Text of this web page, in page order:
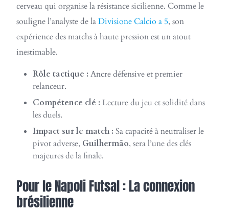
cerveau qui organise la résistance sicilienne. Comme le
souligne l’analyste de laDivisione Calcio a 5, son
expérience des matchs à haute pression est un atout
inestimable.
Rôle tactique : Ancre défensive et premier
relanceur.
Compétence clé : Lecture du jeu et solidité dans
les duels.
Impact sur le match : Sa capacité à neutraliser le
pivot adverse, Guilhermão, sera l’une des clés
majeures de la finale.
Pour le Napoli Futsal : La connexion
brésilienne